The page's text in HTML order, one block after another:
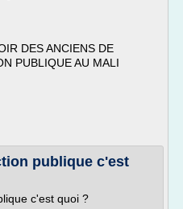
DES ANCIENS DE
PUBLIQUE AU MALI
publique c'est
c'est quoi ?